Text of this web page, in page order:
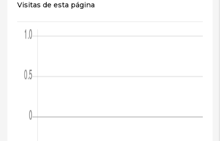
Visitas de esta página